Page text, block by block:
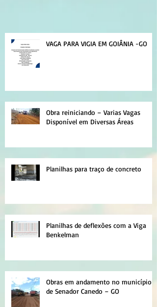
VAGA PARA VIGIA EM GOIÂNIA -GO
Obra reiniciando – Varias Vagas
Disponível em Diversas Áreas
Planilhas para traço de concreto
Planilhas de deflexões com a Viga
Benkelman
Obras em andamento no município
de Senador Canedo – GO